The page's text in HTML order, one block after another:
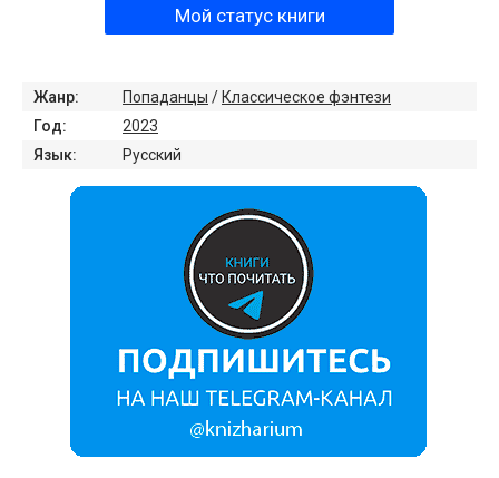
Мой статус книги
Жанр: Попаданцы / Классическое фэнтези
Год:
2023
Язык:
Русский